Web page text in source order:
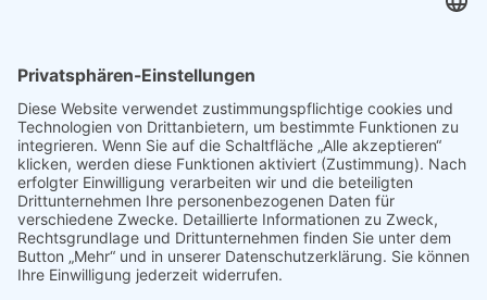
SERVICE
Anfrage
Direkt-Bestellung
KONTAKTFORMULAR